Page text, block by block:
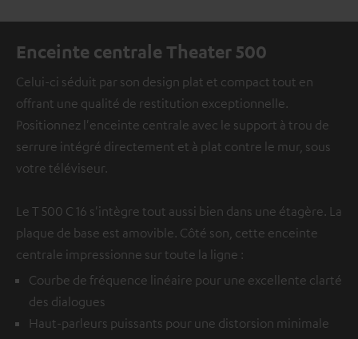
Enceinte centrale Theater 500
Celui-ci séduit par son design plat et compact tout en
offrant une qualité de restitution exceptionnelle.
Positionnez l'enceinte centrale avec le support à trou de
serrure intégré directement et à plat contre le mur, sous
votre téléviseur.
Le T 500 C 16 s'intègre tout aussi bien dans une étagère. La
plaque de base est amovible. Côté son, cette enceinte
centrale impressionne sur toute la ligne :
Courbe de fréquence linéaire pour une excellente clarté
des dialogues
Haut-parleurs puissants pour une distorsion minimale